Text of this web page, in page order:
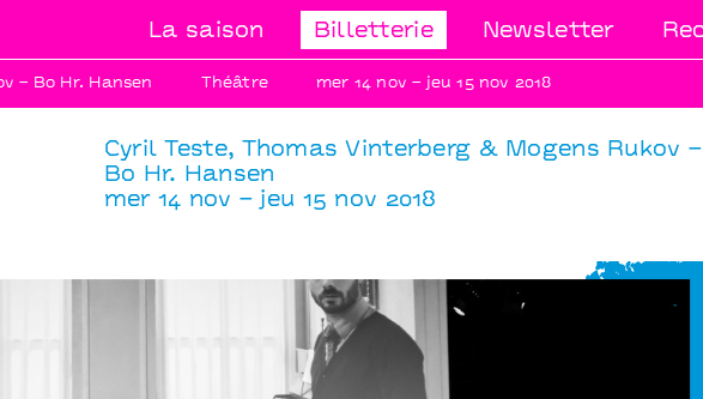
La saison Billetterie Newsletter
– Bo Hr. Hansen Théâtre mer 14 nov – jeu 15 nov 2018
Cyril Teste, Thomas Vinterberg & Mogens Rukov –
Bo Hr. Hansen
mer 14 nov – jeu 15 nov 2018